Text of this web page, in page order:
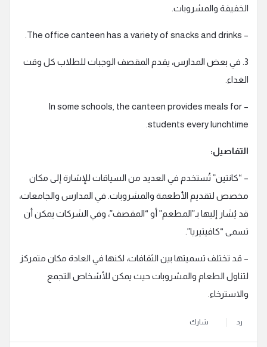
الخفيفة والمشروبات.
– The office canteen has a variety of snacks and drinks.
3. في بعض المدارس، يقدم المقصف الوجبات للطلاب كل وقت
الغداء.
– In some schools, the canteen provides meals for
students every lunchtime.
التفاصيل:
– “كانتين” تُستخدم في العديد من السياقات للإشارة إلى مكان
مخصص لتقديم الأطعمة والمشروبات. في المدارس والجامعات،
قد يُشار إليها بـ”المطعم” أو “المقصف”، وفي الشركات يمكن أن
تسمى “كافيتيريا”.
– قد تختلف تسميتها بين الثقافات، لكنها في العادة مكان متمركز
لتناول الطعام والمشروبات حيث يمكن للأشخاص التجمع
والاسترخاء.
رد شارك